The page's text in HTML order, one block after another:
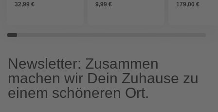
32,99 € 9,99 € 179,00 €
Newsletter: Zusammen
machen wir Dein Zuhause zu
einem schöneren Ort.